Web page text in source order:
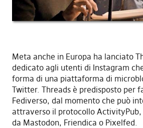
Meta anche in Europa ha lanciato
dedicato agli utenti di Instagram
forma di una piattaforma di
Twitter. Threads è predisposto per
Fediverso, dal momento che può
attraverso il protocollo
da Mastodon, Friendica o Pixelfed.